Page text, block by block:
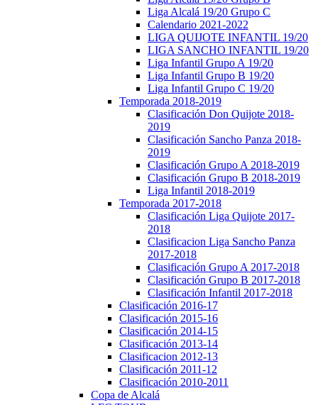
Liga Alcalá 19/20 Grupo C
Calendario 2021-2022
LIGA QUIJOTE INFANTIL 19/20
LIGA SANCHO INFANTIL 19/20
Liga Infantil Grupo A 19/20
Liga Infantil Grupo B 19/20
Liga Infantil Grupo C 19/20
Temporada 2018-2019
Clasificación Don Quijote 2018-
2019
Clasificación Sancho Panza 2018-
2019
Clasificación Grupo A 2018-2019
Clasificación Grupo B 2018-2019
Liga Infantil 2018-2019
Temporada 2017-2018
Clasificación Liga Quijote 2017-
2018
Clasificacion Liga Sancho Panza
2017-2018
Clasificación Grupo A 2017-2018
Clasificación Grupo B 2017-2018
Clasificación Infantil 2017-2018
Clasificación 2016-17
Clasificación 2015-16
Clasificación 2014-15
Clasificación 2013-14
Clasificacion 2012-13
Clasificación 2011-12
Clasificación 2010-2011
Copa de Alcalá